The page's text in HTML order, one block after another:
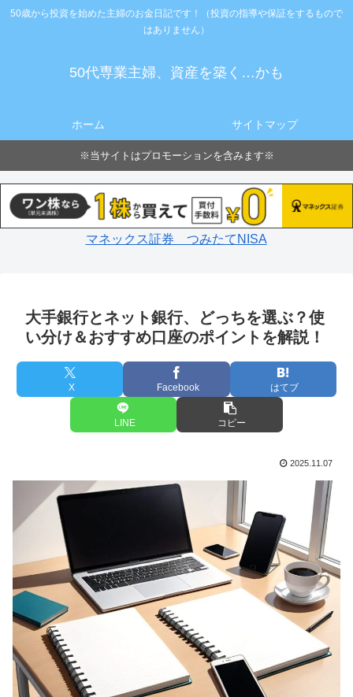
50歳から投資を始めた主婦のお金日記です！（投資の指導や保証をするもので
はありません）
50代専業主婦、資産を築く…かも
ホーム サイトマップ
※当サイトはプロモーションを含みます※
マネックス証券 つみたてNISA
大手銀行とネット銀行、どっちを選ぶ？使
い分け＆おすすめ口座のポイントを解説！
X Facebook はてブ
LINE コピー
2025.11.07